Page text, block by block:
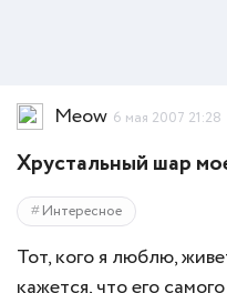
Meow 6 мая 2007 21:28
Хрустальный шар
Интересное
Тот, кого я люблю,